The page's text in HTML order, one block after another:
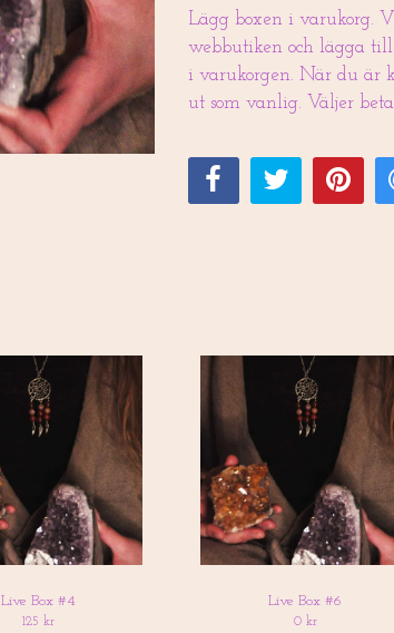
Lägg boxen i varukorg.
webbutiken och lägga
i varukorgen. När du är
ut som vanlig. Väljer
Live Box #4
125 kr
Live Box #6
0 kr